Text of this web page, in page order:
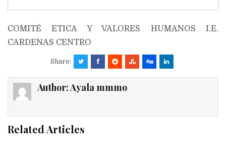
COMITÉ ETICA Y VALORES HUMANOS I.E.
CARDENAS CENTRO
Share:
Author:Ayala mmmo
Related Articles